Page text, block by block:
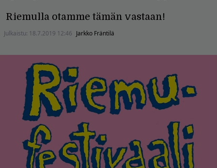
Riemulla otamme tämän vastaan!
Julkaistu: 18.7.2019 12:46 Jarkko Fräntilä